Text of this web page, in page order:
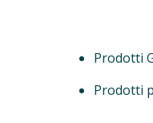
Prodotti
Prodotti